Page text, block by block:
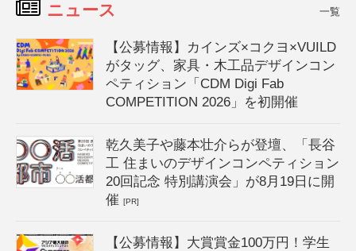
ニュース 一覧
【公募情報】カインズ×コクヨ×VUILD
がタッグ、家具・木工品デザインコン
ペティション「CDM Digi Fab
COMPETITION 2026」を初開催
乾久美子や藤本壮介らが登壇、「長谷
工 住まいのデザインコンペティション
20回記念 特別講演会」が8月19日に開
催[PR]
【公募情報】大賞賞金100万円！学生